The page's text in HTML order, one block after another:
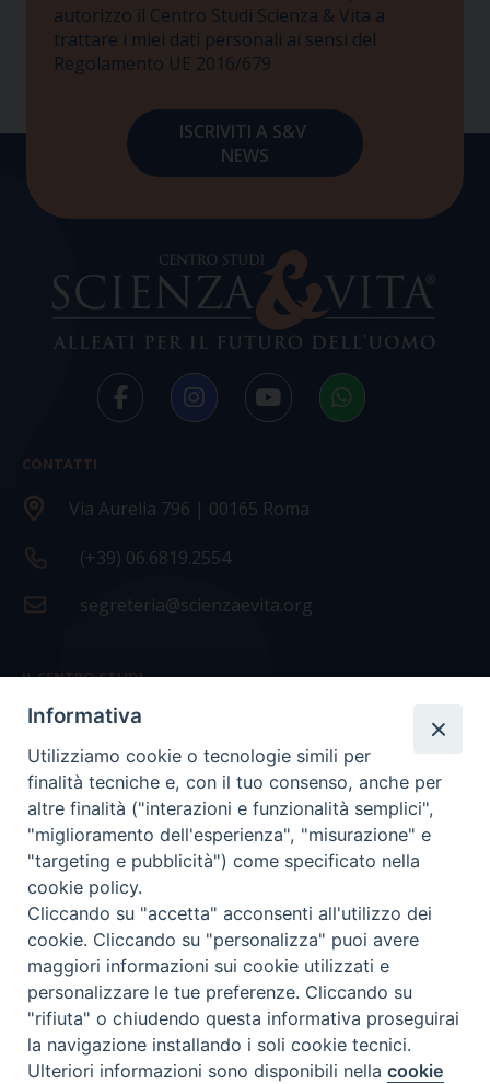
autorizzo il Centro Studi Scienza & Vita a
trattare i miei dati personali ai sensi del
Regolamento UE 2016/679
CONTATTI
Via Aurelia 796 | 00165 Roma
(+39) 06.6819.2554
segreteria@scienzaevita.org
IL CENTRO STUDI
La nostra storia
Statuto
Presidenza e ufficio presidenza
Consiglio scientifico
Coordinamento nazionale
COPYRIGHT Scienza & Vita - C.F96600690588- Tutti i
diritti -Privacy- Credits
Preferenze Cookie
Informativa
Utilizziamo cookie o tecnologie simili per
finalità tecniche e, con il tuo consenso, anche per
altre finalità ("interazioni e funzionalità semplici",
"miglioramento dell'esperienza", "misurazione" e
"targeting e pubblicità") come specificato nella
cookie policy.
Cliccando su "accetta" acconsenti all'utilizzo dei
cookie. Cliccando su "personalizza" puoi avere
maggiori informazioni sui cookie utilizzati e
personalizzare le tue preferenze. Cliccando su
"rifiuta" o chiudendo questa informativa proseguirai
la navigazione installando i soli cookie tecnici.
Ulteriori informazioni sono disponibili nellacookie